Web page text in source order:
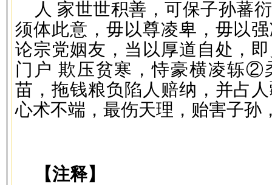
人 家世世积善，可保子孙蕃
须体此意，毋以尊凌卑，毋以
论宗党姻友，当以厚道自处，
门户 欺压贫寒，恃豪横凌轹②
苗，拖钱粮负陷人赔纳，并占
心术不端，最伤天理，贻害子孙
【注释】